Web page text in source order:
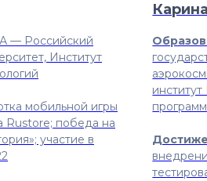
— Российский
Институт
мобильной игры
Rustore; победа на
участие в